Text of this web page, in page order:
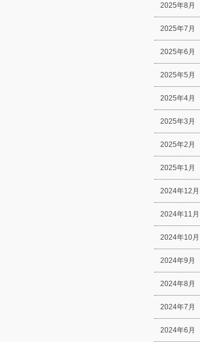
2025年8月
2025年7月
2025年6月
2025年5月
2025年4月
2025年3月
2025年2月
2025年1月
2024年12月
2024年11月
2024年10月
2024年9月
2024年8月
2024年7月
2024年6月